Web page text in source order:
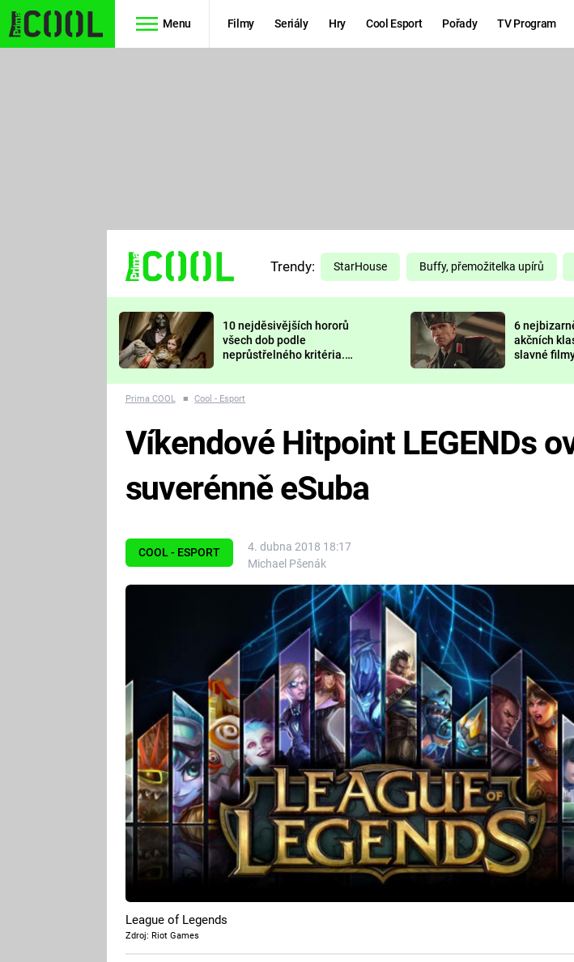
Menu Filmy Seriály Hry Cool Esport Pořady TV Program
TŘESKU
FUTURAMA
PREDÁTOR
DELIVERANCE
Trendy: StarHouse Buffy, přemožitelka upírů
10 nejděsivějších hororů
všech dob podle
neprůstřelného kritéria.
nejvíc zvednou tep?
6
akčních
slavné
Prima COOL ■ Cool - Esport
COOL - ESPORT
4. dubna 2018 18:17
Michael Pšenák
Víkendové Hitpoint LEGENDs
suverénně eSuba
League of Legends
Zdroj: Riot Games